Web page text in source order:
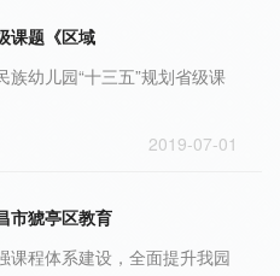
课题《区域
幼儿园“十三五”规划省级课
2019-07-01
猇亭区教育
课程体系建设，全面提升我园